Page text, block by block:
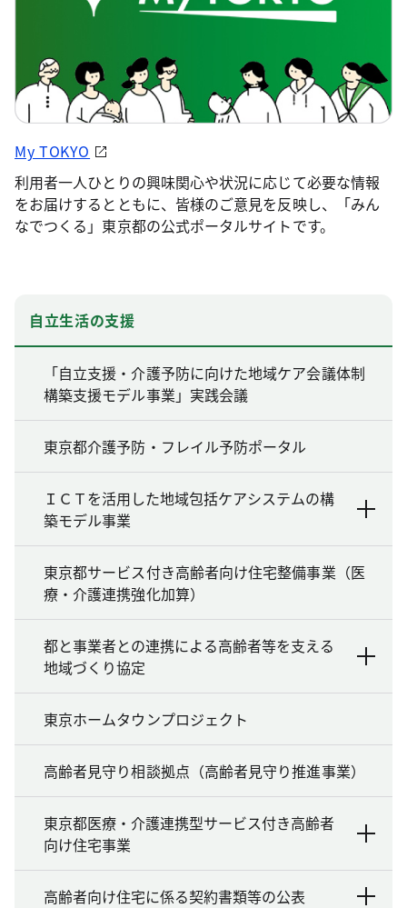
My TOKYO
利用者一人ひとりの興味関心や状況に応じて必要な情報
をお届けするとともに、皆様のご意見を反映し、「みん
なでつくる」東京都の公式ポータルサイトです。
自立生活の支援
「自立支援・介護予防に向けた地域ケア会議体制
構築支援モデル事業」実践会議
東京都介護予防・フレイル予防ポータル
ＩＣＴを活用した地域包括ケアシステムの構
築モデル事業
東京都サービス付き高齢者向け住宅整備事業（医
療・介護連携強化加算）
都と事業者との連携による高齢者等を支える
地域づくり協定
東京ホームタウンプロジェクト
高齢者見守り相談拠点（高齢者見守り推進事業）
東京都医療・介護連携型サービス付き高齢者
向け住宅事業
高齢者向け住宅に係る契約書類等の公表